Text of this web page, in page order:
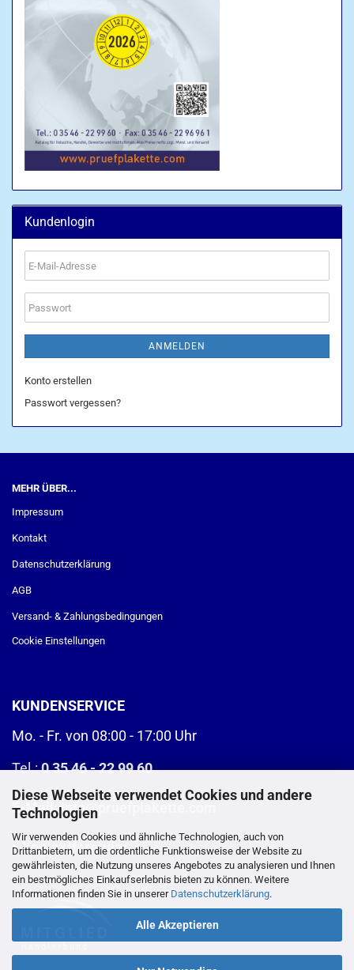
Diese Webseite verwendet Cookies und andere
Technologien
Wir verwenden Cookies und ähnliche Technologien, auch von
Drittanbietern, um die ordentliche Funktionsweise der Website zu
gewährleisten, die Nutzung unseres Angebotes zu analysieren und Ihnen
ein bestmögliches Einkaufserlebnis bieten zu können. Weitere
Informationen finden Sie in unserer Datenschutzerklärung.
Alle Akzeptieren
Kundenlogin
E-
Mail-
Adresse
Passwort
ANMELDEN
Konto erstellen
Passwort vergessen?
MEHR ÜBER...
Impressum
Kontakt
Datenschutzerklärung
AGB
Versand- & Zahlungsbedingungen
Cookie Einstellungen
KUNDENSERVICE
Mo. - Fr. von 08:00 - 17:00 Uhr
Tel.:0 35 46 - 22 99 60
E-Mail:info@pruefplakette.com
>Kontaktformular